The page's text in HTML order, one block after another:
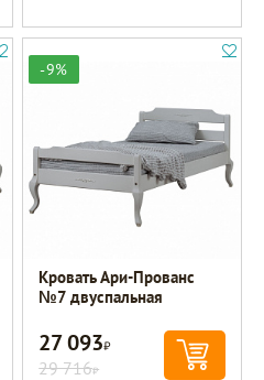
-9%
Кровать Ари-Прованс
№7 двуспальная
27 093Р
29 716Р